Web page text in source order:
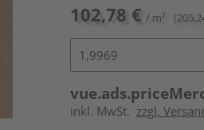
102,78 € / m²
inkl. MwSt. zzgl.